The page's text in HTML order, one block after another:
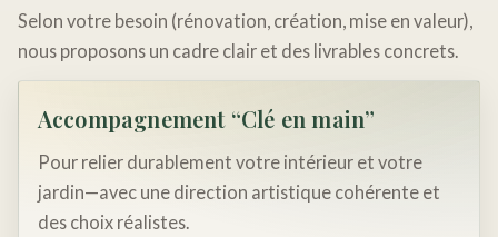
Selon votre besoin (rénovation, création, mise en valeur),
nous proposons un cadre clair et des livrables concrets.
Accompagnement “Clé en main”
Pour relier durablement votre intérieur et votre
jardin—avec une direction artistique cohérente et
des choix réalistes.